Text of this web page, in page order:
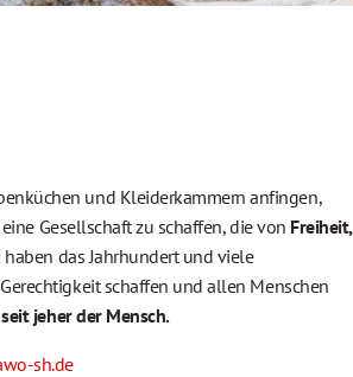
und Kleiderkammern anfingen,
Gesellschaft zu schaffen, die von Freiheit,
das Jahrhundert und viele
schaffen und allen Menschen
jeher der Mensch.
sh.de